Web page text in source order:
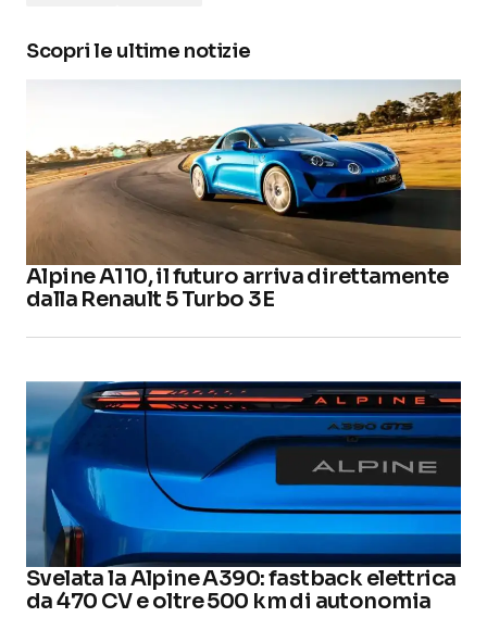
Scopri le ultime notizie
Alpine A110, il futuro arriva direttamente
dalla Renault 5 Turbo 3E
Svelata la Alpine A390: fastback elettrica
da 470 CV e oltre 500 km di autonomia